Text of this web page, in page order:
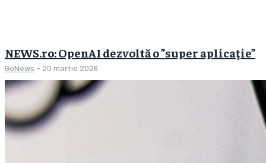
NEWS.ro: OpenAI dezvoltă o ”super aplicaţie”
GoNews - 20 martie 2026